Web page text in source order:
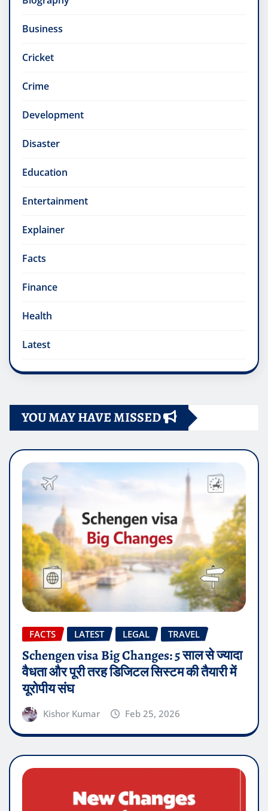
Business
Cricket
Crime
Development
Disaster
Education
Entertainment
Explainer
Facts
Finance
Health
Latest
YOU MAY HAVE MISSED
FACTS LATEST LEGAL TRAVEL
Schengen visa Big Changes: 5 साल से ज्यादा
वैधता और पूरी तरह डिजिटल सिस्टम की तैयारी में
यूरोपीय संघ
Kishor Kumar Feb 25, 2026